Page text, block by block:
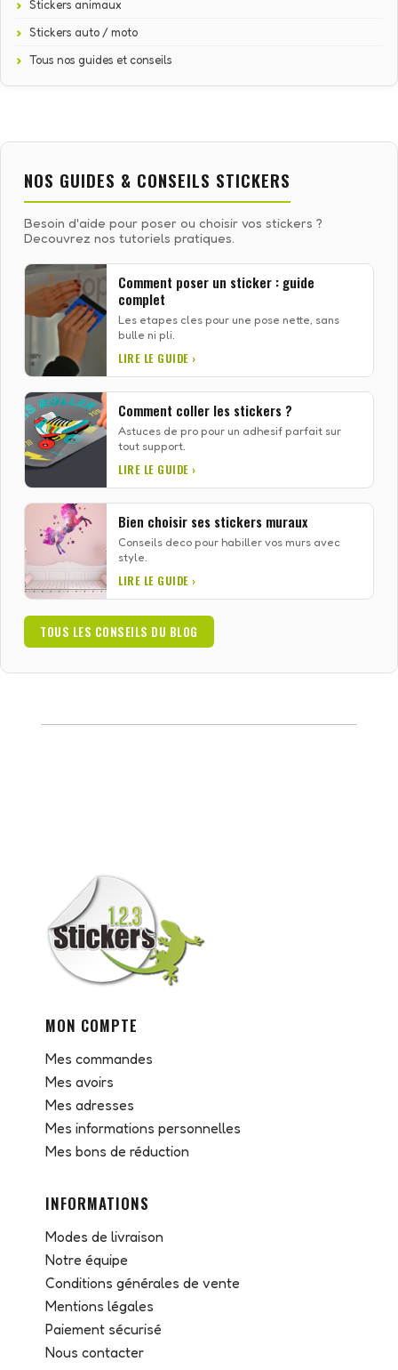
Stickers animaux
Stickers auto / moto
Tous nos guides et conseils
NOS GUIDES & CONSEILS STICKERS
Besoin d'aide pour poser ou choisir vos stickers ?
Decouvrez nos tutoriels pratiques.
Comment poser un sticker : guide
complet
Les etapes cles pour une pose nette, sans
bulle ni pli.
LIRE LE GUIDE ›
Comment coller les stickers ?
Astuces de pro pour un adhesif parfait sur
tout support.
LIRE LE GUIDE ›
Bien choisir ses stickers muraux
Conseils deco pour habiller vos murs avec
style.
LIRE LE GUIDE ›
TOUS LES CONSEILS DU BLOG
MON COMPTE
Mes commandes
Mes avoirs
Mes adresses
Mes informations personnelles
Mes bons de réduction
INFORMATIONS
Modes de livraison
Notre équipe
Conditions générales de vente
Mentions légales
Paiement sécurisé
Nous contacter